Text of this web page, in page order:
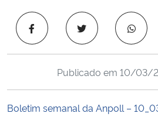
Ministério da Educação
Ministério de Minas e Energia
Publicado em 10/03/
Boletim semanal da Anpoll –